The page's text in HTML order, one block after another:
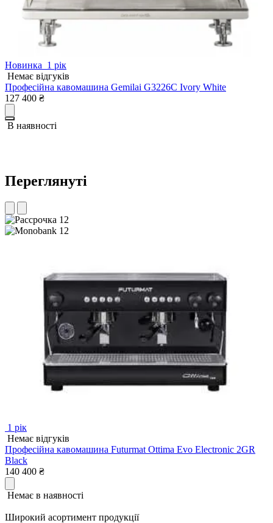
Новинка 1 рік
Немає відгуків
Професійна кавомашина Gemilai G3226C Ivory White
127 400 ₴
В наявності
Переглянуті
12
12
1 рік
Немає відгуків
Професійна кавомашина Futurmat Ottima Evo Electronic 2GR
Black
140 400 ₴
Немає в наявності
Широкий асортимент продукції